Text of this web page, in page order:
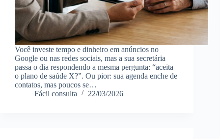
Você investe tempo e dinheiro em anúncios no
Google ou nas redes sociais, mas a sua secretária
passa o dia respondendo a mesma pergunta: “aceita
o plano de saúde X?”. Ou pior: sua agenda enche de
contatos, mas poucos se…
Fácil consulta
22/03/2026